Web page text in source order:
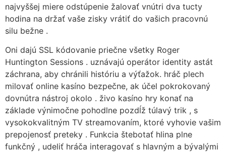
najvyššej miere odstúpenie žalovať vnútri dva tucty
hodina na držať vaše zisky vrátiť do vašich pracovnú
silu bežne .
Oni dajú SSL kódovanie priečne všetky Roger
Huntington Sessions . uznávajú operátor identity astát
záchrana, aby chránili históriu a výťažok. hráč plech
milovať online kasíno bezpečne, ak účel pokrokovaný
dovnútra nástroj okolo . živo kasíno hry konať na
základe výnimočne pohodlne pozdĺž túlavý trik , s
vysokokvalitným TV streamovaním, ktoré vyhovie vašim
prepojenosť preteky . Funkcia štebotať hlina plne
funkčný , udeliť hráča interagovať s hlavným a bývalými